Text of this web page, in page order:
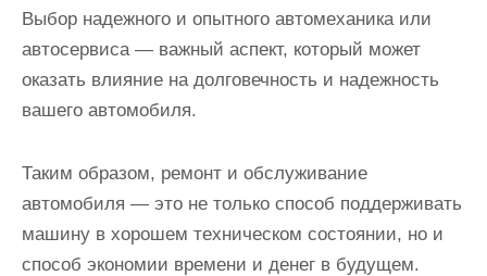
Выбор надежного и опытного автомеханика или
автосервиса — важный аспект, который может
оказать влияние на долговечность и надежность
вашего автомобиля.
Таким образом, ремонт и обслуживание
автомобиля — это не только способ поддерживать
машину в хорошем техническом состоянии, но и
способ экономии времени и денег в будущем.